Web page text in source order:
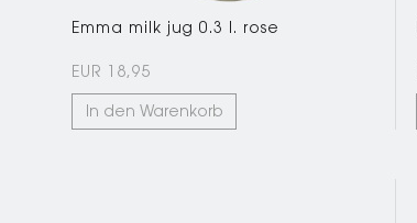
Emma milk jug 0.3 l. rose
EUR 18,95
In den Warenkorb